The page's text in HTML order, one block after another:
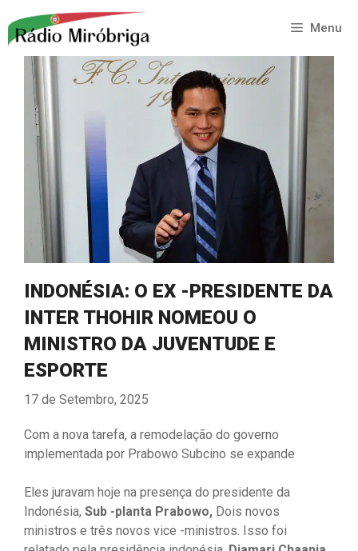
para
conteúdo
Menu
INDONÉSIA: O EX -PRESIDENTE DA
INTER THOHIR NOMEOU O
MINISTRO DA JUVENTUDE E
ESPORTE
17 de Setembro, 2025
Com a nova tarefa, a remodelação do governo
implementada por Prabowo Subcino se expande
Eles juravam hoje na presença do presidente da
Indonésia, Sub -planta Prabowo, Dois novos
ministros e três novos vice -ministros. Isso foi